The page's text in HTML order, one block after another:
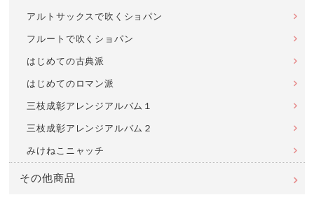
アルトサックスで吹くショパン
フルートで吹くショパン
はじめての古典派
はじめてのロマン派
三枝成彰アレンジアルバム１
三枝成彰アレンジアルバム２
みけねこニャッチ
その他商品